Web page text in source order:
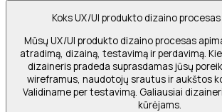
Koks UX/UI produkto dizaino procesas
Mūsų UX/UI produkto dizaino procesas
atradimą, dizainą, testavimą ir perdavimą.
dizaineris pradeda suprasdamas jūsų
wireframus, naudotojų srautus ir aukštos
Validiname per testavimą. Galiausiai
kūrėjams.